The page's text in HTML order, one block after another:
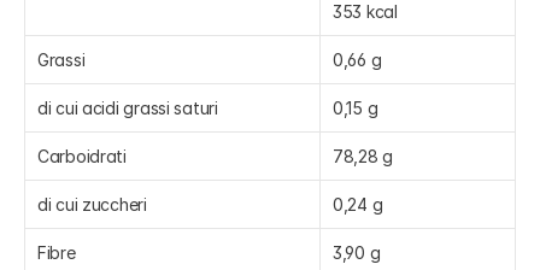
353 kcal
Grassi 0,66 g
di cui acidi grassi saturi 0,15 g
Carboidrati 78,28 g
di cui zuccheri 0,24 g
Fibre 3,90 g